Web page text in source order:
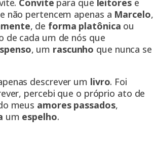
não pertencem apenas a Marcelo,
, de forma platônica ou
de cada um de nós que
, um rascunho que nunca se
descrever um livro. Foi
percebi que o próprio ato de
meus amores passados,
um espelho.